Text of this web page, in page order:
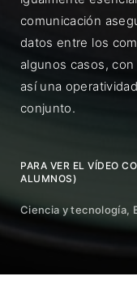
comunicación
datos entre los
algunos casos,
así una
conjunto.
PARA VER EL VÍDEO
ALUMNOS)
Ciencia y tecnología